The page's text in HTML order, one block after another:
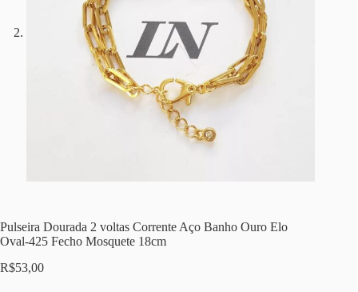
Pulseira Dourada 2 voltas Corrente Aço Banho Ouro Elo
Oval-425 Fecho Mosquete 18cm
R$53,00